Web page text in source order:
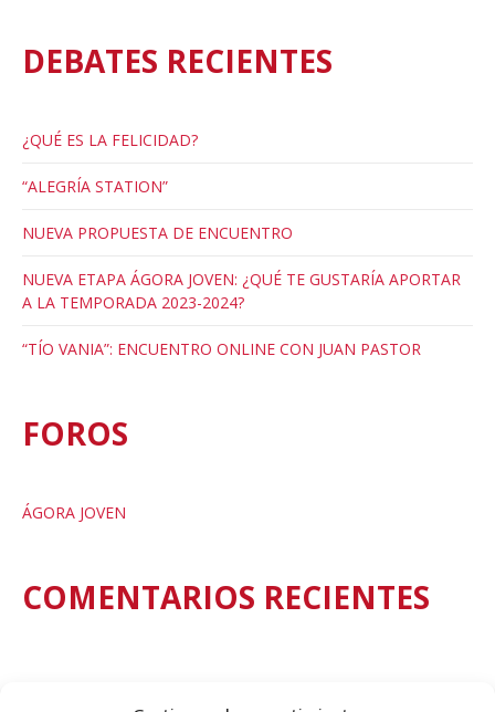
DEBATES RECIENTES
¿QUÉ ES LA FELICIDAD?
“ALEGRÍA STATION”
NUEVA PROPUESTA DE ENCUENTRO
NUEVA ETAPA ÁGORA JOVEN: ¿QUÉ TE GUSTARÍA APORTAR
A LA TEMPORADA 2023-2024?
“TÍO VANIA”: ENCUENTRO ONLINE CON JUAN PASTOR
FOROS
ÁGORA JOVEN
COMENTARIOS RECIENTES